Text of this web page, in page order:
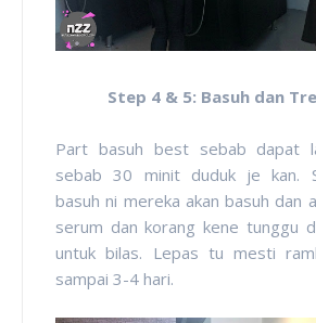
Step 4 & 5: Basuh dan
Part basuh best sebab dapat
sebab 30 minit duduk je kan.
basuh ni mereka akan basuh dan
serum dan korang kene tunggu
untuk bilas. Lepas tu mesti
sampai 3-4 hari.